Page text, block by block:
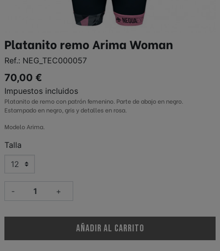
Platanito remo Arima Woman
Ref.: NEG_TEC000057
70,00 €
Impuestos incluidos
Platanito de remo con patrón femenino. Parte de abajo en negro.
Estampado en negro, gris y detalles en rosa.
Modelo Arima.
Talla
- +
AÑADIR AL CARRITO